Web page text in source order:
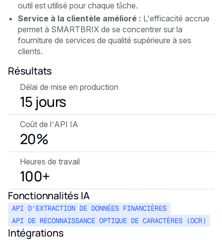
outil est utilisé pour chaque tâche.
Service à la clientèle amélioré : L'efficacité accrue
permet à SMARTBRIX de se concentrer sur la
fourniture de services de qualité supérieure à ses
clients.
Résultats
Délai de mise en production
15 jours
Coût de l’API IA
20%
Heures de travail
100+
Fonctionnalités IA
API D'EXTRACTION DE DONNÉES FINANCIÈRES
API DE RECONNAISSANCE OPTIQUE DE CARACTÈRES (OCR)
Intégrations